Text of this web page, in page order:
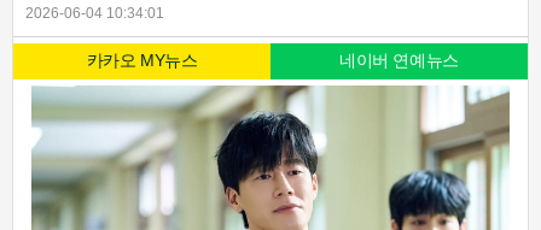
2026-06-04 10:34:01
카카오 MY뉴스 네이버 연예뉴스